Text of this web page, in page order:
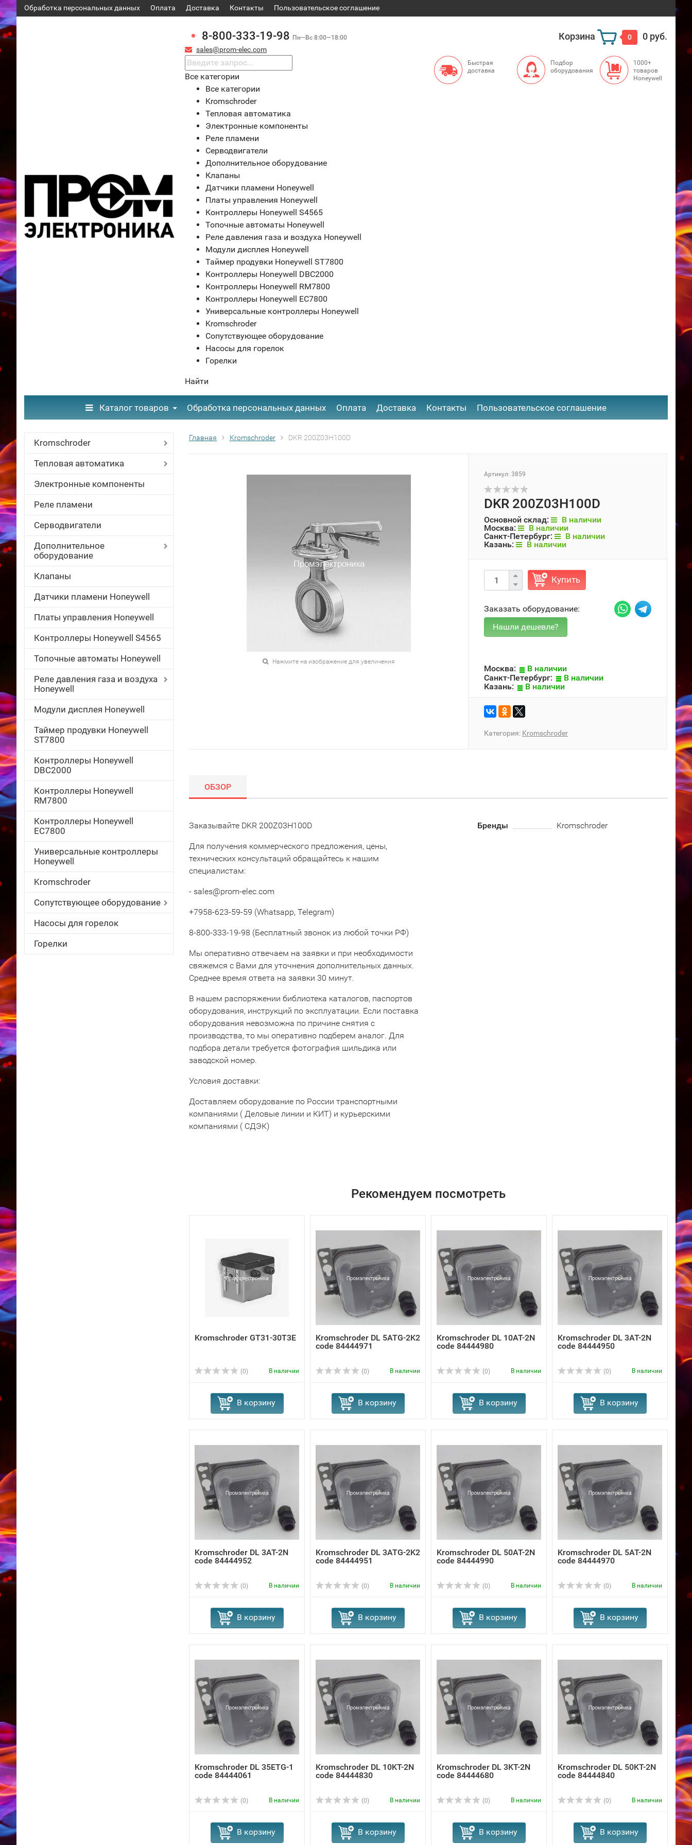
Обработка персональных данных Оплата Доставка Контакты ​Пользовательское соглашение
8-800-333-19-98 Пн—Вс 8:00—18:00
sales@prom-elec.com
Корзина 0 0 руб.
Все категории
Все категории
Kromschroder
Тепловая автоматика
Электронные компоненты
Реле пламени
Серводвигатели
Дополнительное оборудование
Клапаны
Датчики пламени Honeywell
Платы управления Honeywell
Контроллеры Honeywell S4565
Топочные автоматы Honeywell
Реле давления газа и воздуха Honeywell
Модули дисплея Honeywell
Таймер продувки Honeywell ST7800
Контроллеры Honeywell DBC2000
Контроллеры Honeywell RM7800
Контроллеры Honeywell EC7800
Универсальные контроллеры Honeywell
Kromschroder
Сопутствующее оборудование
Насосы для горелок
Горелки
Найти
Быстрая
доставка
Подбор
оборудования
1000+
товаров
Honeywell
Каталог товаров Обработка персональных данных Оплата Доставка Контакты ​Пользовательское соглашение
Kromschroder
Тепловая автоматика
Электронные компоненты
Реле пламени
Серводвигатели
Дополнительное
оборудование
Клапаны
Датчики пламени Honeywell
Платы управления Honeywell
Контроллеры Honeywell S4565
Топочные автоматы Honeywell
Реле давления газа и воздуха
Honeywell
Модули дисплея Honeywell
Таймер продувки Honeywell
ST7800
Контроллеры Honeywell
DBC2000
Контроллеры Honeywell
RM7800
Контроллеры Honeywell
EC7800
Универсальные контроллеры
Honeywell
Kromschroder
Сопутствующее оборудование
Насосы для горелок
Горелки
Главная Kromschroder DKR 200Z03H100D
Нажмите на изображение для увеличения
Артикул: 3859
DKR 200Z03H100D
Основной склад:
В наличии
Москва:
В наличии
Санкт-Петербург:
В наличии
Казань:
В наличии
Купить
Заказать оборудование:
Москва:
В наличии
Санкт-Петербург:
В наличии
Казань:
В наличии
Категория: Kromschroder
ОБЗОР
Заказывайте DKR 200Z03H100D
Для получения коммерческого предложения, цены,
технических консультаций обращайтесь к нашим
специалистам:
- sales@prom-elec.com
+7958-623-59-59 (Whatsapp, Telegram)
8-800-333-19-98 (Бесплатный звонок из любой точки РФ)
Мы оперативно отвечаем на заявки и при необходимости
свяжемся с Вами для уточнения дополнительных данных.
Среднее время ответа на заявки 30 минут.
В нашем распоряжении библиотека каталогов, паспортов
оборудования, инструкций по эксплуатации. Если поставка
оборудования невозможна по причине снятия с
производства, то мы оперативно подберем аналог. Для
подбора детали требуется фотография шильдика или
заводской номер.
Условия доставки:
Доставляем оборудование по России транспортными
компаниями ( Деловые линии и КИТ) и курьерскими
компаниями ( СДЭК)
Бренды Kromschroder
Рекомендуем посмотреть
Kromschroder GT31-30T3E
(0) В наличии
В корзину
Kromschroder DL 5ATG-2K2
code 84444971
(0) В наличии
В корзину
Kromschroder DL 10AT-2N
code 84444980
(0) В наличии
В корзину
Kromschroder DL 3AT-2N
code 84444950
(0) В наличии
В корзину
Kromschroder DL 3AT-2N
code 84444952
(0) В наличии
В корзину
Kromschroder DL 3ATG-2K2
code 84444951
(0) В наличии
В корзину
Kromschroder DL 50AT-2N
code 84444990
(0) В наличии
В корзину
Kromschroder DL 5AT-2N
code 84444970
(0) В наличии
В корзину
Kromschroder DL 35ETG-1
code 84444061
(0) В наличии
В корзину
Kromschroder DL 10KT-2N
code 84444830
(0) В наличии
В корзину
Kromschroder DL 3KT-2N
code 84444680
(0) В наличии
В корзину
Kromschroder DL 50KT-2N
code 84444840
(0) В наличии
В корзину